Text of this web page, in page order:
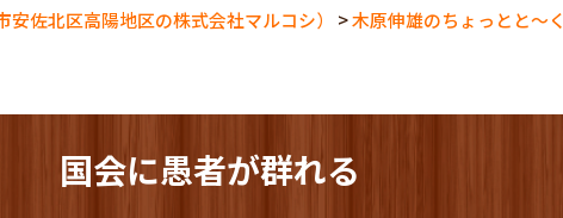
安佐北区高陽地区の株式会社マルコシ） >木原伸雄のちょっとと～く
国会に愚者が群れる